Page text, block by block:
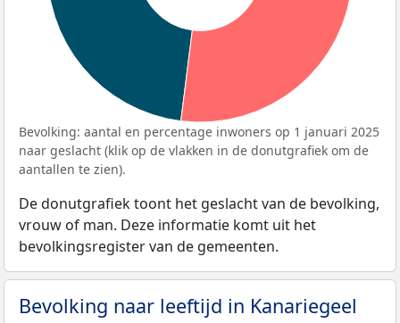
Bevolking: aantal en percentage inwoners op 1 januari 2025
naar geslacht (klik op de vlakken in de donutgrafiek om de
aantallen te zien).
De donutgrafiek toont het geslacht van de bevolking,
vrouw of man. Deze informatie komt uit het
bevolkingsregister van de gemeenten.
Bevolking naar leeftijd in Kanariegeel